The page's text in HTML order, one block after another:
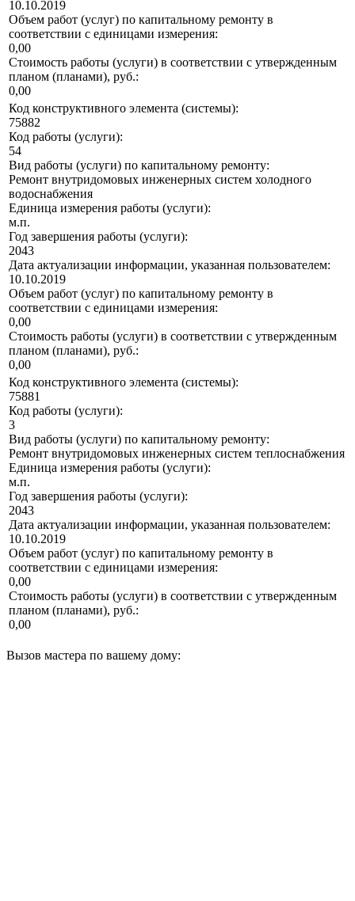
10.10.2019
Объем работ (услуг) по капитальному ремонту в
соответствии с единицами измерения:
0,00
Стоимость работы (услуги) в соответствии с утвержденным
планом (планами), руб.:
0,00
Код конструктивного элемента (системы):
75882
Код работы (услуги):
54
Вид работы (услуги) по капитальному ремонту:
Ремонт внутридомовых инженерных систем холодного
водоснабжения
Единица измерения работы (услуги):
м.п.
Год завершения работы (услуги):
2043
Дата актуализации информации, указанная пользователем:
10.10.2019
Объем работ (услуг) по капитальному ремонту в
соответствии с единицами измерения:
0,00
Стоимость работы (услуги) в соответствии с утвержденным
планом (планами), руб.:
0,00
Код конструктивного элемента (системы):
75881
Код работы (услуги):
3
Вид работы (услуги) по капитальному ремонту:
Ремонт внутридомовых инженерных систем теплоснабжения
Единица измерения работы (услуги):
м.п.
Год завершения работы (услуги):
2043
Дата актуализации информации, указанная пользователем:
10.10.2019
Объем работ (услуг) по капитальному ремонту в
соответствии с единицами измерения:
0,00
Стоимость работы (услуги) в соответствии с утвержденным
планом (планами), руб.:
0,00
Вызов мастера по вашему дому: